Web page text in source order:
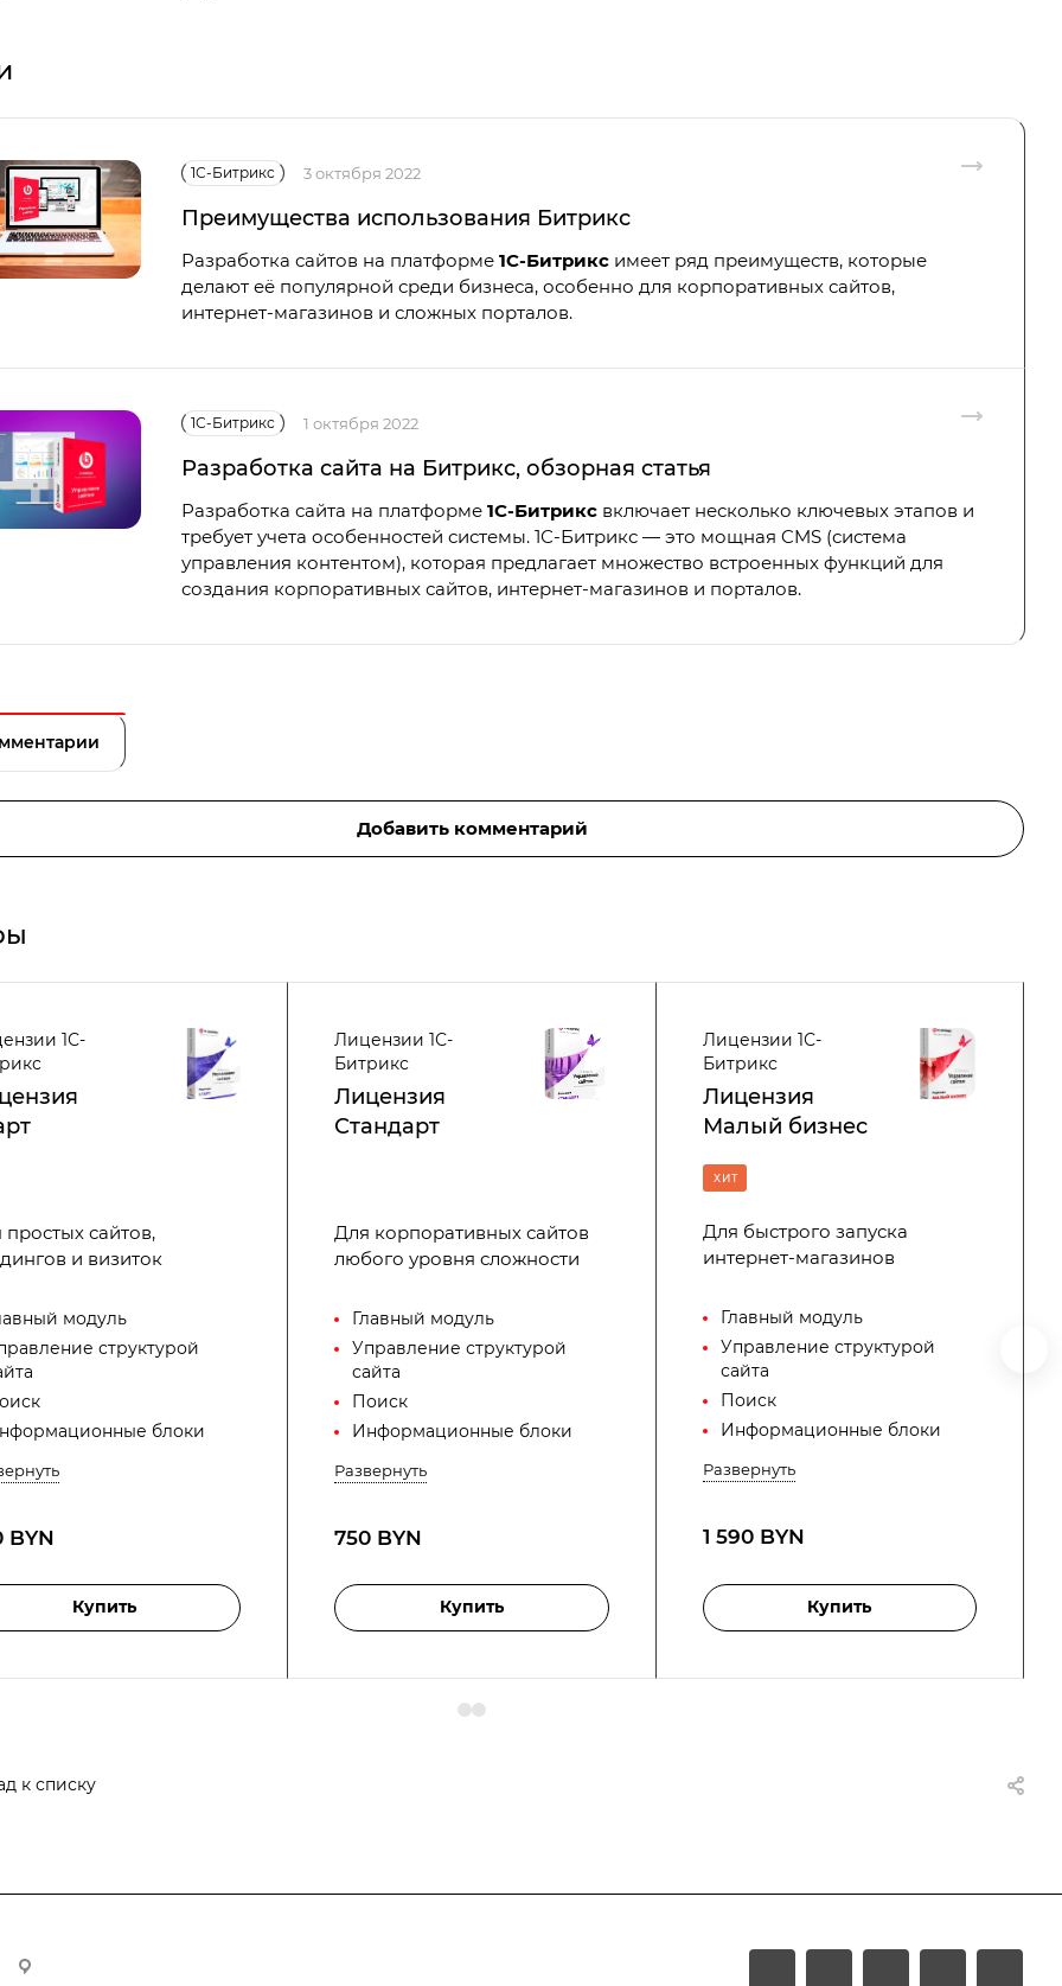
1С-Битрикс 3 октября 2022
Преимущества использования Битрикс
Разработка сайтов на платформе 1С-Битрикс имеет ряд преимуществ, которые
делают её популярной среди бизнеса, особенно для корпоративных сайтов,
интернет-магазинов и сложных порталов.
1С-Битрикс 1 октября 2022
Разработка сайта на Битрикс, обзорная статья
Разработка сайта на платформе 1С-Битрикс включает несколько ключевых этапов и
требует учета особенностей системы. 1С-Битрикс — это мощная CMS (система
управления контентом), которая предлагает множество встроенных функций для
создания корпоративных сайтов, интернет-магазинов и порталов.
Добавить комментарий
1С-
простых сайтов,
и визиток
модуль
структурой
блоки
BYN
Купить
Лицензии 1С-
Битрикс
Лицензия
Стандарт
Для корпоративных сайтов
любого уровня сложности
Главный модуль
Управление структурой
сайта
Поиск
Информационные блоки
Развернуть
750 BYN
Купить
Лицензии 1С-
Битрикс
Лицензия
Малый бизнес
ХИТ
Для быстрого запуска
интернет-магазинов
Главный модуль
Управление структурой
сайта
Поиск
Информационные блоки
Развернуть
1 590 BYN
Купить
к списку